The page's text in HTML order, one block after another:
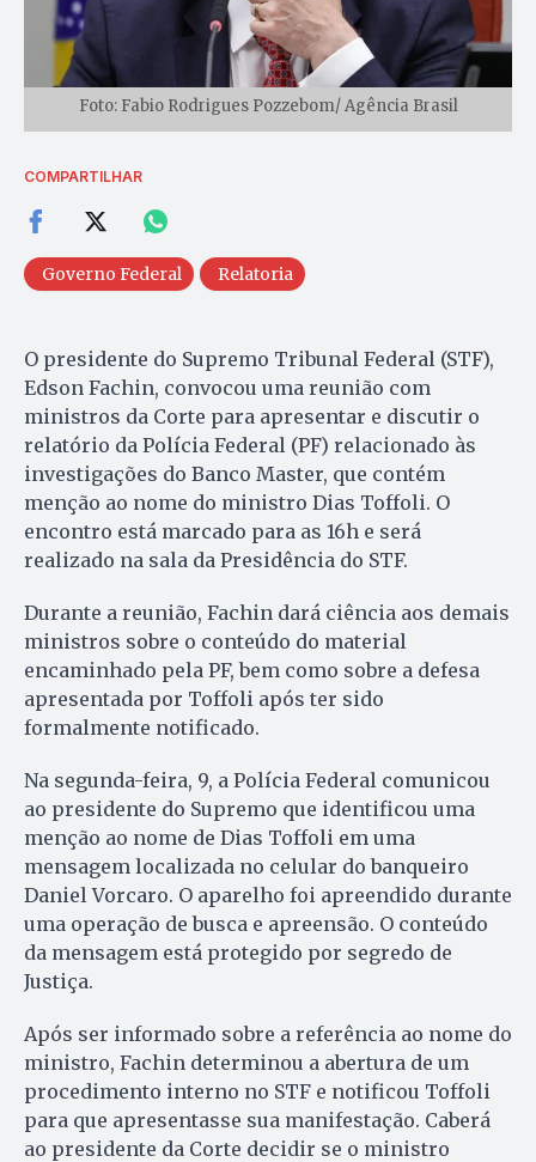
Foto: Fabio Rodrigues Pozzebom/ Agência Brasil
COMPARTILHAR
Governo Federal Relatoria
O presidente do Supremo Tribunal Federal (STF),
Edson Fachin, convocou uma reunião com
ministros da Corte para apresentar e discutir o
relatório da Polícia Federal (PF) relacionado às
investigações do Banco Master, que contém
menção ao nome do ministro Dias Toffoli. O
encontro está marcado para as 16h e será
realizado na sala da Presidência do STF.
Durante a reunião, Fachin dará ciência aos demais
ministros sobre o conteúdo do material
encaminhado pela PF, bem como sobre a defesa
apresentada por Toffoli após ter sido
formalmente notificado.
Na segunda-feira, 9, a Polícia Federal comunicou
ao presidente do Supremo que identificou uma
menção ao nome de Dias Toffoli em uma
mensagem localizada no celular do banqueiro
Daniel Vorcaro. O aparelho foi apreendido durante
uma operação de busca e apreensão. O conteúdo
da mensagem está protegido por segredo de
Justiça.
Após ser informado sobre a referência ao nome do
ministro, Fachin determinou a abertura de um
procedimento interno no STF e notificou Toffoli
para que apresentasse sua manifestação. Caberá
ao presidente da Corte decidir se o ministro